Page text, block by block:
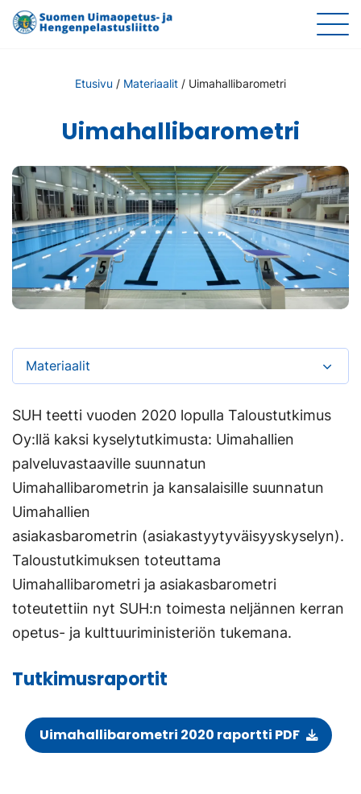
Etusivu / Materiaalit / Uimahallibarometri
Uimahallibarometri
Materiaalit
SUH teetti vuoden 2020 lopulla Taloustutkimus
Oy:llä kaksi kyselytutkimusta: Uimahallien
palveluvastaaville suunnatun
Uimahallibarometrin ja kansalaisille suunnatun
Uimahallien
asiakasbarometrin (asiakastyytyväisyyskyselyn).
Taloustutkimuksen toteuttama
Uimahallibarometri ja asiakasbarometri
toteutettiin nyt SUH:n toimesta neljännen kerran
opetus- ja kulttuuriministeriön tukemana.
Tutkimusraportit
Uimahallibarometri 2020 raportti PDF